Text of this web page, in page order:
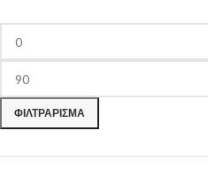
ΦΙΛΤΡΆΡΙΣΜΑ